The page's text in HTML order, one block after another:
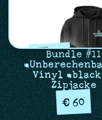
Bundle #11
Vinyl
Zipjacke
€ 60